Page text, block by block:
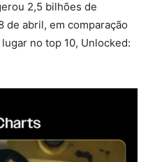
2,5 bilhões de
de abril, em comparação
no top 10, Unlocked: